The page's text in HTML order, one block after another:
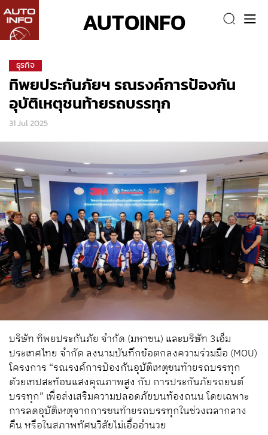
AUTOINFO
ธุรกิจ
ทิพยประกันภัยฯ รณรงค์การป้องกัน
อุบัติเหตุชนท้ายรถบรรทุก
31 Jul 2025
บริษัท ทิพยประกันภัย จำกัด (มหาชน) และบริษัท 3เอ็ม
ประเทศไทย จำกัด ลงนามบันทึกข้อตกลงความร่วมมือ (MOU)
โครงการ “รณรงค์การป้องกันอุบัติเหตุชนท้ายรถบรรทุก
ด้วยเทปสะท้อนแสงคุณภาพสูง กับ การประกันภัยรถยนต์
บรรทุก” เพื่อส่งเสริมความปลอดภัยบนท้องถนน โดยเฉพาะ
การลดอุบัติเหตุจากการชนท้ายรถบรรทุกในช่วงเวลากลาง
คืน หรือในสภาพทัศนวิสัยไม่เอื้ออำนวย